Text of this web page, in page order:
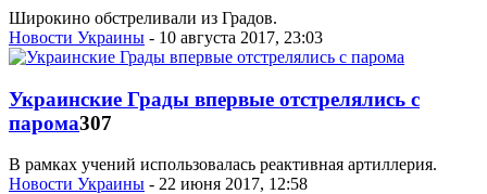
Широкино обстреливали из Градов.
Новости Украины - 10 августа 2017, 23:03
Украинские Грады впервые отстрелялись с
парома307
В рамках учений использовалась реактивная артиллерия.
Новости Украины - 22 июня 2017, 12:58